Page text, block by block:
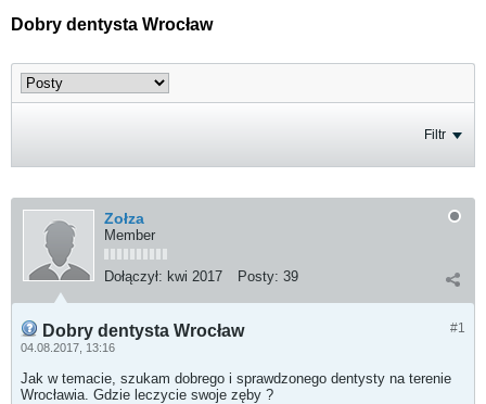
Dobry dentysta Wrocław
Filtr
Zołza
Member
Dołączył: kwi 2017 Posty: 39
#1
Dobry dentysta Wrocław
04.08.2017, 13:16
Jak w temacie, szukam dobrego i sprawdzonego dentysty na terenie
Wrocławia. Gdzie leczycie swoje zęby ?